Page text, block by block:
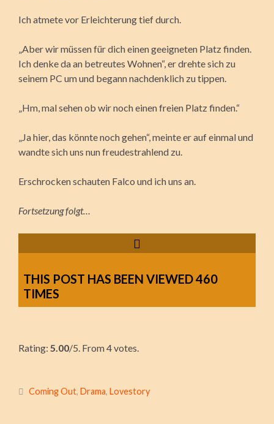
Ich atmete vor Erleichterung tief durch.
„Aber wir müssen für dich einen geeigneten Platz finden.
Ich denke da an betreutes Wohnen“, er drehte sich zu
seinem PC um und begann nachdenklich zu tippen.
„Hm, mal sehen ob wir noch einen freien Platz finden.“
„Ja hier, das könnte noch gehen“, meinte er auf einmal und
wandte sich uns nun freudestrahlend zu.
Erschrocken schauten Falco und ich uns an.
Fortsetzung folgt…
THIS POST HAS BEEN VIEWED460
TIMES
Submit Rating
Rating: 5.00/5. From 4 votes.
Coming Out, Drama, Lovestory